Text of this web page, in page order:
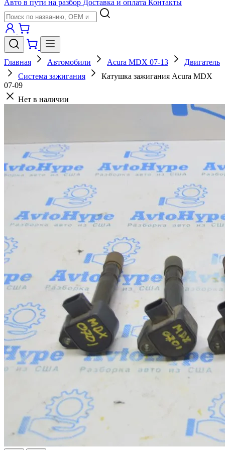
Авто в пути на разбор Доставка и оплата Контакты
Главная Автомобили Acura MDX 07-13
Двигатель
Система зажигания
Катушка зажигания Acura MDX
07-09
Нет в наличии